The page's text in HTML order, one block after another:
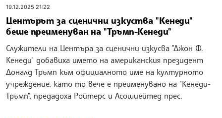
19.12.2025 21:22
Центърът за сценични изкуства "Кенеди"
беше преименуван на "Тръмп-Кенеди"
Служители на Центъра за сценични изкусва "Джон Ф.
Кенеди" добавиха името на американския президент
Доналд Тръмп към официалното име на културното
учреждение, като то вече е преименувано на "Кенеди-
Тръмп", предадоха Ройтерс и Асошиейтед прес.